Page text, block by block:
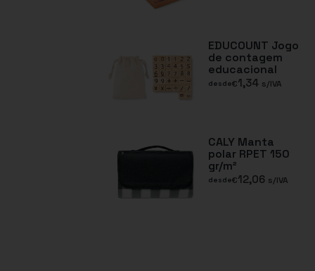
EDUCOUNT Jogo
de contagem
educacional
desde€1,34 s/IVA
CALY Manta
polar RPET 150
gr/m²
desde€12,06 s/IVA